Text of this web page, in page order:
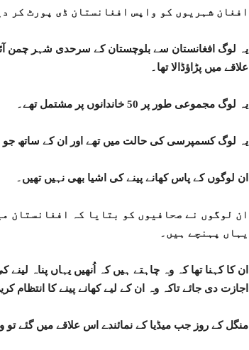
افغان شہریوں کو واپس افغانستان ڈی پورٹ کر
یہ لوگ افغانستان سے بلوچستان کے سرحدی شہر چمن
علاقے میں پڑاؤڈالا تھا۔
یہ لوگ مجموعی طور پر 50 خاندانوں پر مشتمل تھے۔
یہ لوگ کسمپرسی کی حالت میں تھے اور ان کے ساتھ جو
ان لوگوں کے پاس کھانے پینے کی اشیا بھی نہیں تھیں۔
ان لوگوں نے صحافیوں کو بتایا کہ افغانستان
یہاں پہنچے ہیں۔
ان کا کہنا تھا کہ وہ چاہتے ہیں کہ اُنھیں یہاں پناہ
اجازت دی جائے تاکہ وہ ان کے لیے کھانے پینے کا انتظام
منگل کے روز جب میڈیا کے نمائندے اس علاقے میں گئے